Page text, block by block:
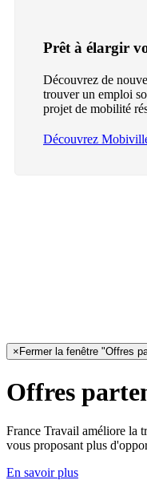
Prêt à élargir
Découvrez de
trouver un emploi
projet de mobilité
Découvrez
× Fermer la fenêtre "Offres
Offres
France Travail améliore la
vous proposant plus
En savoir plus